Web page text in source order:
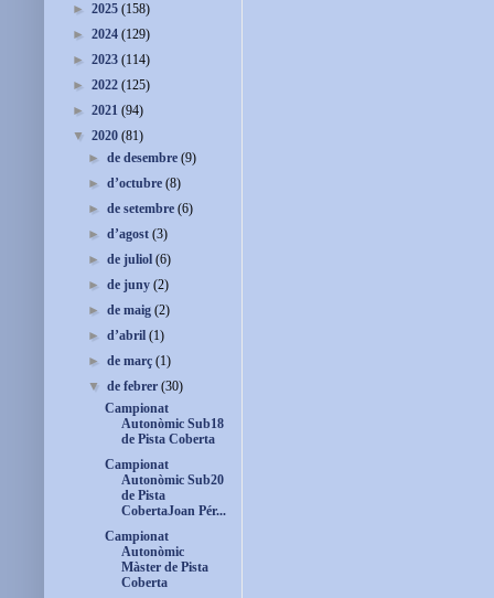
► 2025 (158)
► 2024 (129)
► 2023 (114)
► 2022 (125)
► 2021 (94)
▼ 2020 (81)
►de desembre(9)
►d’octubre(8)
►de setembre(6)
►d’agost(3)
►de juliol(6)
►de juny(2)
►de maig(2)
►d’abril(1)
►de març(1)
▼de febrer(30)
Campionat
Autonòmic Sub18
de Pista Coberta
Campionat
Autonòmic Sub20
de Pista
CobertaJoan Pér...
Campionat
Autonòmic
Màster de Pista
Coberta